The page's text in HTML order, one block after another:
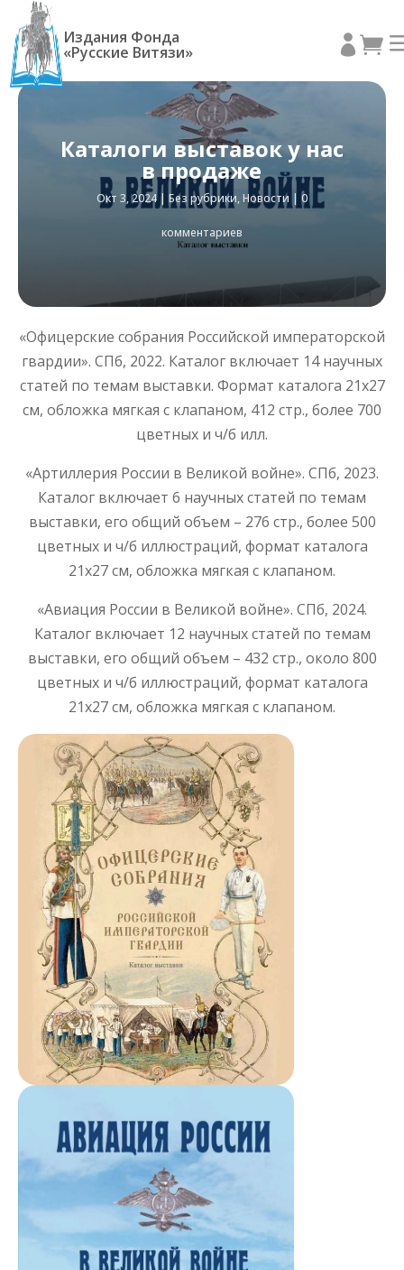
Издания Фонда
«Русские Витязи»  
Каталоги выставок у нас
в продаже
Окт 3, 2024| Без рубрики,Новости | 0
комментариев
«Офицерские собрания Российской императорской
гвардии». СПб, 2022. Каталог включает 14 научных
статей по темам выставки. Формат каталога 21х27
см, обложка мягкая с клапаном, 412 стр., более 700
цветных и ч/б илл.
«Артиллерия России в Великой войне». СПб, 2023.
Каталог включает 6 научных статей по темам
выставки, его общий объем – 276 стр., более 500
цветных и ч/б иллюстраций, формат каталога
21х27 см, обложка мягкая с клапаном.
«Авиация России в Великой войне». СПб, 2024.
Каталог включает 12 научных статей по темам
выставки, его общий объем – 432 стр., около 800
цветных и ч/б иллюстраций, формат каталога
21х27 см, обложка мягкая с клапаном.